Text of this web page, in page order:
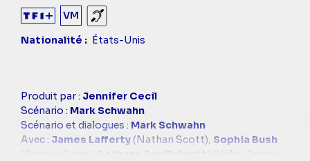
VM
Sourds et malentendants
Nationalité
États-Unis
Casting
simba
Produit par : Jennifer Cecil
Scénario : Mark Schwahn
Scénario et dialogues : Mark Schwahn
Avec : James Lafferty (Nathan Scott), Sophia Bush
(Brooke Davis),
(Haley James-